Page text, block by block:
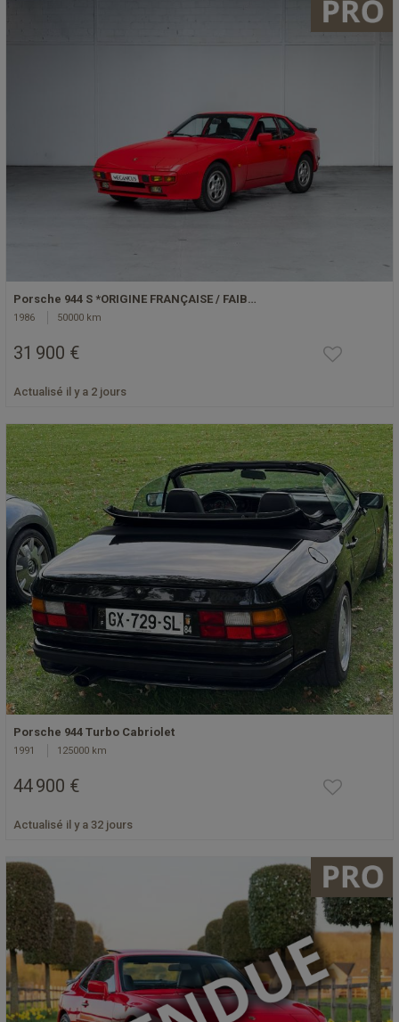
Porsche 944 S *ORIGINE FRANÇAISE / FAIB…
1986 50000 km
31 900 €
Actualisé il y a 2 jours
Porsche 944 Turbo Cabriolet
1991 125000 km
44 900 €
Actualisé il y a 32 jours